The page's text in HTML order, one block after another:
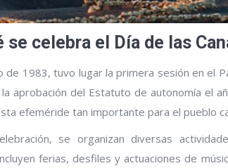
se celebra el Día de las
de 1983, tuvo lugar la primera sesión en el
aprobación del Estatuto de autonomía el
efeméride tan importante para el pueblo
se organizan diversas
ferias, desfiles y actuaciones de